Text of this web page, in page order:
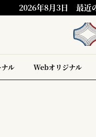
2026年8月3日 最近
ル Webオリジナル